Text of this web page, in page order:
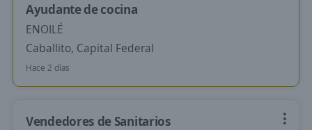
Ayudante de cocina
ENOILÉ
Caballito, Capital Federal
Hace 2 días
Vendedores de Sanitarios